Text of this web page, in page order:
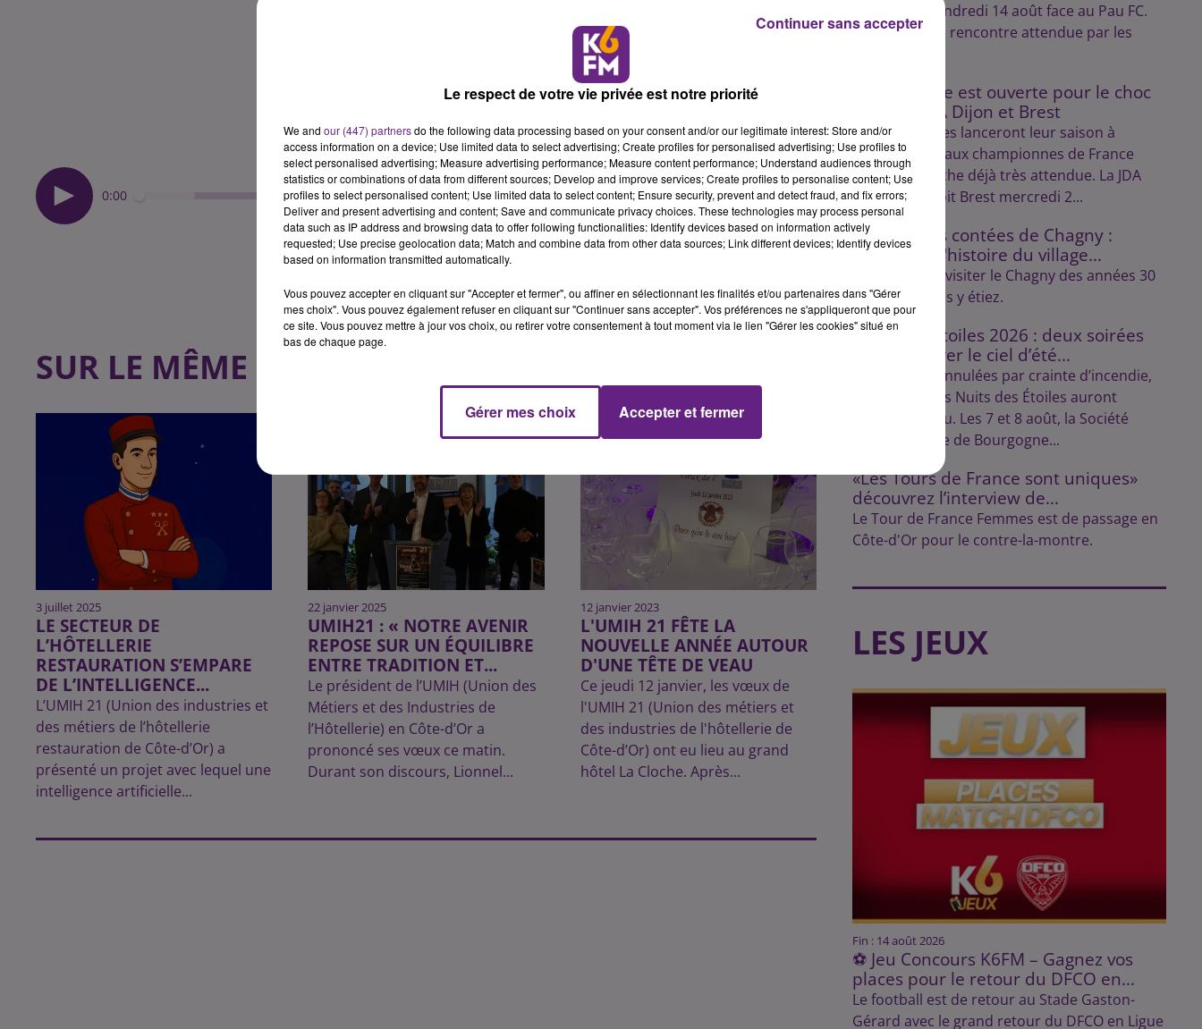
l'hôtellerie) de Côte d’Or. Il présentait ses vœux de bonne
année ce mercredi à Dijon. Avec Patrick Jacquier, nous
avons aussi parlé de l’offre hôtelière qui évolue à Dijon
avec l’arrivée de nouveaux établissements, mais aussi de
Ecoutez ci-dessous le podcast de notre interview :
0:00 11 min 26 sec
SUR LE MÊME SUJET
3 juillet 2025
LE SECTEUR DE
L’HÔTELLERIE
RESTAURATION S’EMPARE
DE L’INTELLIGENCE...
L’UMIH 21 (Union des industries et
des métiers de l’hôtellerie
restauration de Côte-d’Or) a
présenté un projet avec lequel une
intelligence artificielle...
22 janvier 2025
UMIH21 : « NOTRE AVENIR
REPOSE SUR UN ÉQUILIBRE
ENTRE TRADITION ET...
Le président de l’UMIH (Union des
Métiers et des Industries de
l’Hôtellerie) en Côte-d’Or a
prononcé ses vœux ce matin.
Durant son discours, Lionnel...
12 janvier 2023
L'UMIH 21 FÊTE LA
NOUVELLE ANNÉE AUTOUR
D'UNE TÊTE DE VEAU
Ce jeudi 12 janvier, les vœux de
l'UMIH 21 (Union des métiers et
des industries de l'hôtellerie de
Côte-d’Or) ont eu lieu au grand
hôtel La Cloche. Après...
domicile le vendredi 14 août face au Pau FC.
Une première rencontre attendue par les
La billetterie est ouverte pour le choc
entre la JDA Dijon et Brest
Les Dijonnaises lanceront leur saison à
domicile face aux championnes de France
dans une affiche déjà très attendue. La JDA
Handball reçoit Brest mercredi 2...
Les balades contées de Chagny :
découvrez l'histoire du village...
Lulu vous fait visiter le Chagny des années 30
comme si vous y étiez.
Nuits des Étoiles 2026 : deux soirées
pour explorer le ciel d’été...
Initialement annulées par crainte d’incendie,
les soirées des Nuits des Étoiles auront
finalement lieu. Les 7 et 8 août, la Société
Astronomique de Bourgogne...
«Les Tours de France sont uniques»
découvrez l’interview de...
Le Tour de France Femmes est de passage en
Côte-d'Or pour le contre-la-montre.
LES JEUX
Fin : 14 août 2026
⚽ Jeu Concours K6FM – Gagnez vos
places pour le retour du DFCO en...
Le football est de retour au Stade Gaston-
Gérard avec le grand retour du DFCO en Ligue
Le respect de votre vie privée est notre priorité
We and our (447) partnersdo the following data processing based on your consent and/or our legitimate interest: Store and/or
access information on a device; Use limited data to select advertising; Create profiles for personalised advertising; Use profiles to
select personalised advertising; Measure advertising performance; Measure content performance; Understand audiences through
statistics or combinations of data from different sources; Develop and improve services; Create profiles to personalise content; Use
profiles to select personalised content; Use limited data to select content; Ensure security, prevent and detect fraud, and fix errors;
Deliver and present advertising and content; Save and communicate privacy choices. These technologies may process personal
data such as IP address and browsing data to offer following functionalities: Identify devices based on information actively
requested; Use precise geolocation data; Match and combine data from other data sources; Link different devices; Identify devices
based on information transmitted automatically.
Vous pouvez accepter en cliquant sur "Accepter et fermer", ou affiner en sélectionnant les finalités et/ou partenaires dans "Gérer
mes choix". Vous pouvez également refuser en cliquant sur "Continuer sans accepter". Vos préférences ne s'appliqueront que pour
ce site. Vous pouvez mettre à jour vos choix, ou retirer votre consentement à tout moment via le lien "Gérer les cookies" situé en
bas de chaque page.
Gérer mes choix Accepter et fermer
Continuer sans accepter